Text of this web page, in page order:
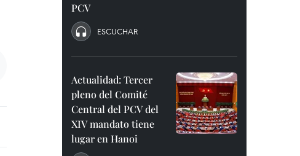
PCV
ESCUCHAR
Actualidad: Tercer
pleno del Comité
Central del PCV del
XIV mandato tiene
lugar en Hanoi